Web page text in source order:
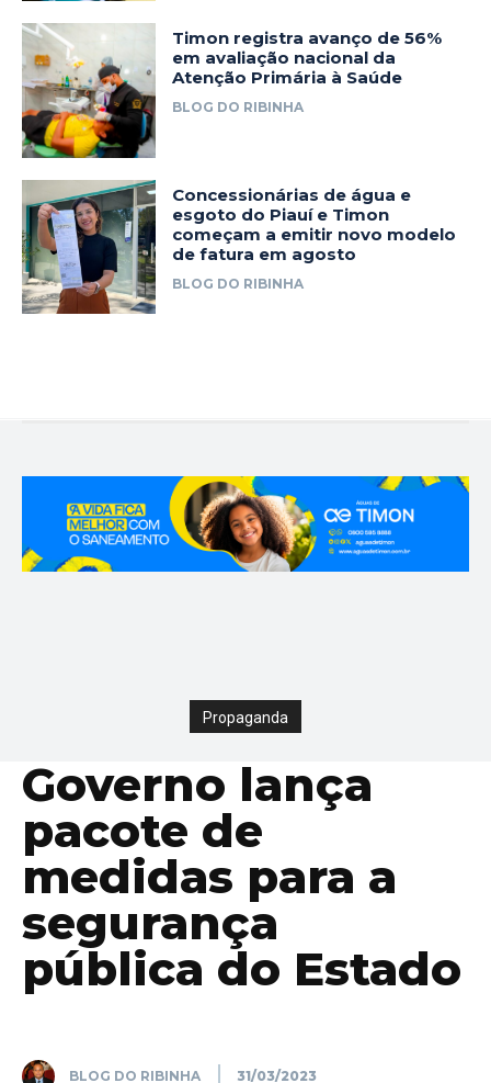
Timon registra avanço de 56%
em avaliação nacional da
Atenção Primária à Saúde
BLOG DO RIBINHA
Concessionárias de água e
esgoto do Piauí e Timon
começam a emitir novo modelo
de fatura em agosto
BLOG DO RIBINHA